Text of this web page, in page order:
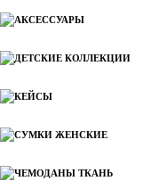
АКСЕССУАРЫ
ДЕТСКИЕ КОЛЛЕКЦИИ
КЕЙСЫ
СУМКИ ЖЕНСКИЕ
ЧЕМОДАНЫ ТКАНЬ